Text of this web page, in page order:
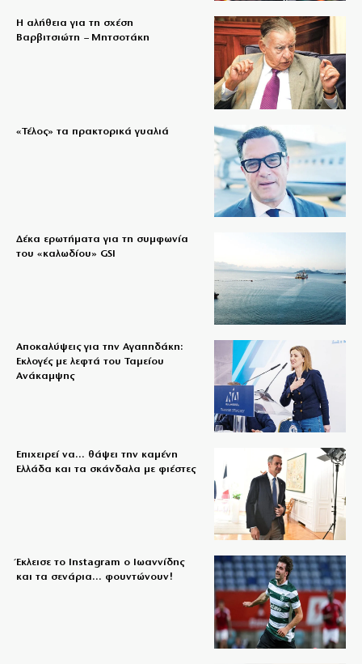
Η αλήθεια για τη σχέση
Βαρβιτσιώτη – Μητσοτάκη
«Τέλος» τα πρακτορικά γυαλιά
Δέκα ερωτήματα για τη συμφωνία
του «καλωδίου» GSI
Αποκαλύψεις για την Αγαπηδάκη:
Εκλογές με λεφτά του Ταμείου
Ανάκαμψης
Επιχειρεί να… θάψει την καμένη
Ελλάδα και τα σκάνδαλα με φιέστες
Έκλεισε το Instagram ο Ιωαννίδης
και τα σενάρια… φουντώνουν!